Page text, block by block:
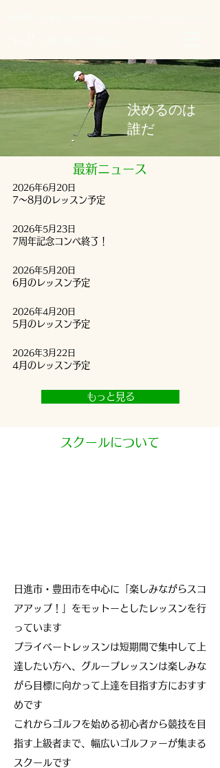
決めるのは
​誰だ
最新ニュース
2026年6月20日
7～8月のレッスン予定
2026年5月23日
7周年記念コンペ終了！
2026年5月20日
6月のレッスン予定
2026年4月20日
5月のレッスン予定
2026年3月22日
4月のレッスン予定
もっと見る
スクールについて
日進市・豊田市を中心に「 楽しみながらスコ
アアップ！」をモットーとしたレッスンを行
っています
プライベートレッスンは短期間で集中して上
達したい方へ、 グループレッスンは楽しみな
がら目標に向かって上達を目指す方におすす
めです
これからゴルフを始める初心者から競技を目
指す上級者まで、幅広いゴルファーが集まる
スクールです